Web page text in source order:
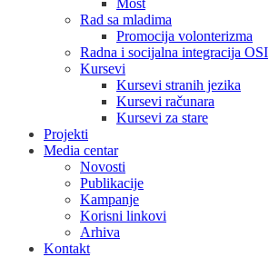
Most
Rad sa mladima
Promocija volonterizma
Radna i socijalna integracija OSI
Kursevi
Kursevi stranih jezika
Kursevi računara
Kursevi za stare
Projekti
Media centar
Novosti
Publikacije
Kampanje
Korisni linkovi
Arhiva
Kontakt